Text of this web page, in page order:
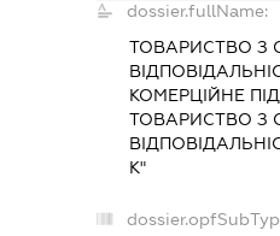
dossier.fullName:
ТОВАРИСТВО
КОМЕРЦІЙНЕ
ТОВАРИСТВО
К"